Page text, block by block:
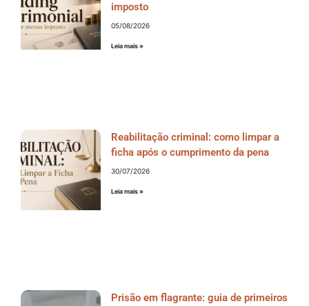
imposto
05/08/2026
Leia mais »
Reabilitação criminal: como limpar a
ficha após o cumprimento da pena
30/07/2026
Leia mais »
Prisão em flagrante: guia de primeiros